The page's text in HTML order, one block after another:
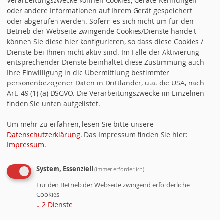
Arbeitsgemeinschaft
Sozialdemokratinnen und
Sozialdemokraten im
Gesundheitswesen (ASG) Boris Velter.
„Wenn nun… Arbeitsgemeinschaft
Sozialdemokratinnen und
Sozialdemokraten im
Gesundheitswesen – Abenteuerliches
Vorhaben: Krankschreibungspflicht ab
dem ersten Tag ist nicht zielführend
und kontraproduktiv weiterlesen
Ein Service von
oder andere Informationen auf Ihrem Gerät gespeichert
oder abgerufen werden. Sofern es sich nicht um für den
Betrieb der Webseite zwingende Cookies/Dienste handelt
können Sie diese hier konfigurieren, so dass diese Cookies /
Dienste bei Ihnen nicht aktiv sind. Im Falle der Aktivierung
entsprechender Dienste beinhaltet diese Zustimmung auch
Ihre Einwilligung in die Übermittlung bestimmter
personenbezogener Daten in Drittländer, u.a. die USA, nach
Art. 49 (1) (a) DSGVO. Die Verarbeitungszwecke im Einzelnen
finden Sie unten aufgelistet.
Um mehr zu erfahren, lesen Sie bitte unsere
Datenschutzerklärung. Das Impressum finden Sie hier:
Impressum.
System, Essenziell (immer erforderlich)
Für den Betrieb der Webseite zwingend erforderliche
Cookies
↓ 2 Dienste